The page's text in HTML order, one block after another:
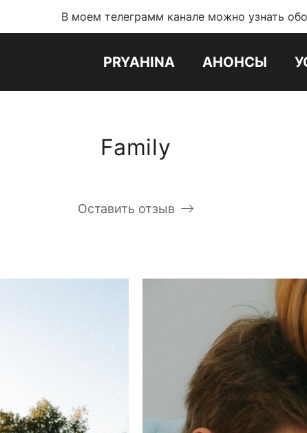
PRYAHINA АНОНСЫ
Family
Оставить отзыв
В моем телеграмм канале можно узнать обо всех